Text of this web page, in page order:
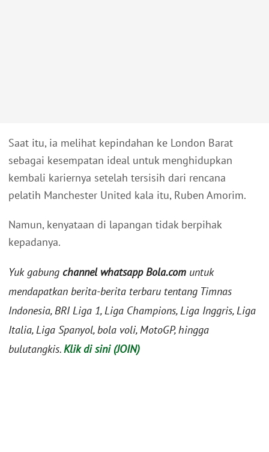
Saat itu, ia melihat kepindahan ke London Barat
sebagai kesempatan ideal untuk menghidupkan
kembali kariernya setelah tersisih dari rencana
pelatih Manchester United kala itu, Ruben Amorim.
Namun, kenyataan di lapangan tidak berpihak
kepadanya.
Yuk gabung channel whatsapp Bola.com untuk
mendapatkan berita-berita terbaru tentang Timnas
Indonesia, BRI Liga 1, Liga Champions, Liga Inggris, Liga
Italia, Liga Spanyol, bola voli, MotoGP, hingga
bulutangkis.Klik di sini (JOIN)